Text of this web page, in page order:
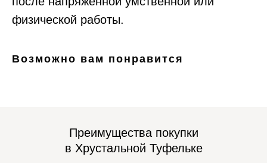
физичecкой работы.
Возможно вам понравится
Преимущества покупки
в Хрустальной Туфельке